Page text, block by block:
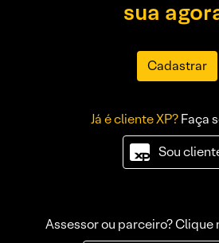
sua
Cadastrar
Já é cliente XP?Faça
Sou
Assessor ou parceiro? Clique